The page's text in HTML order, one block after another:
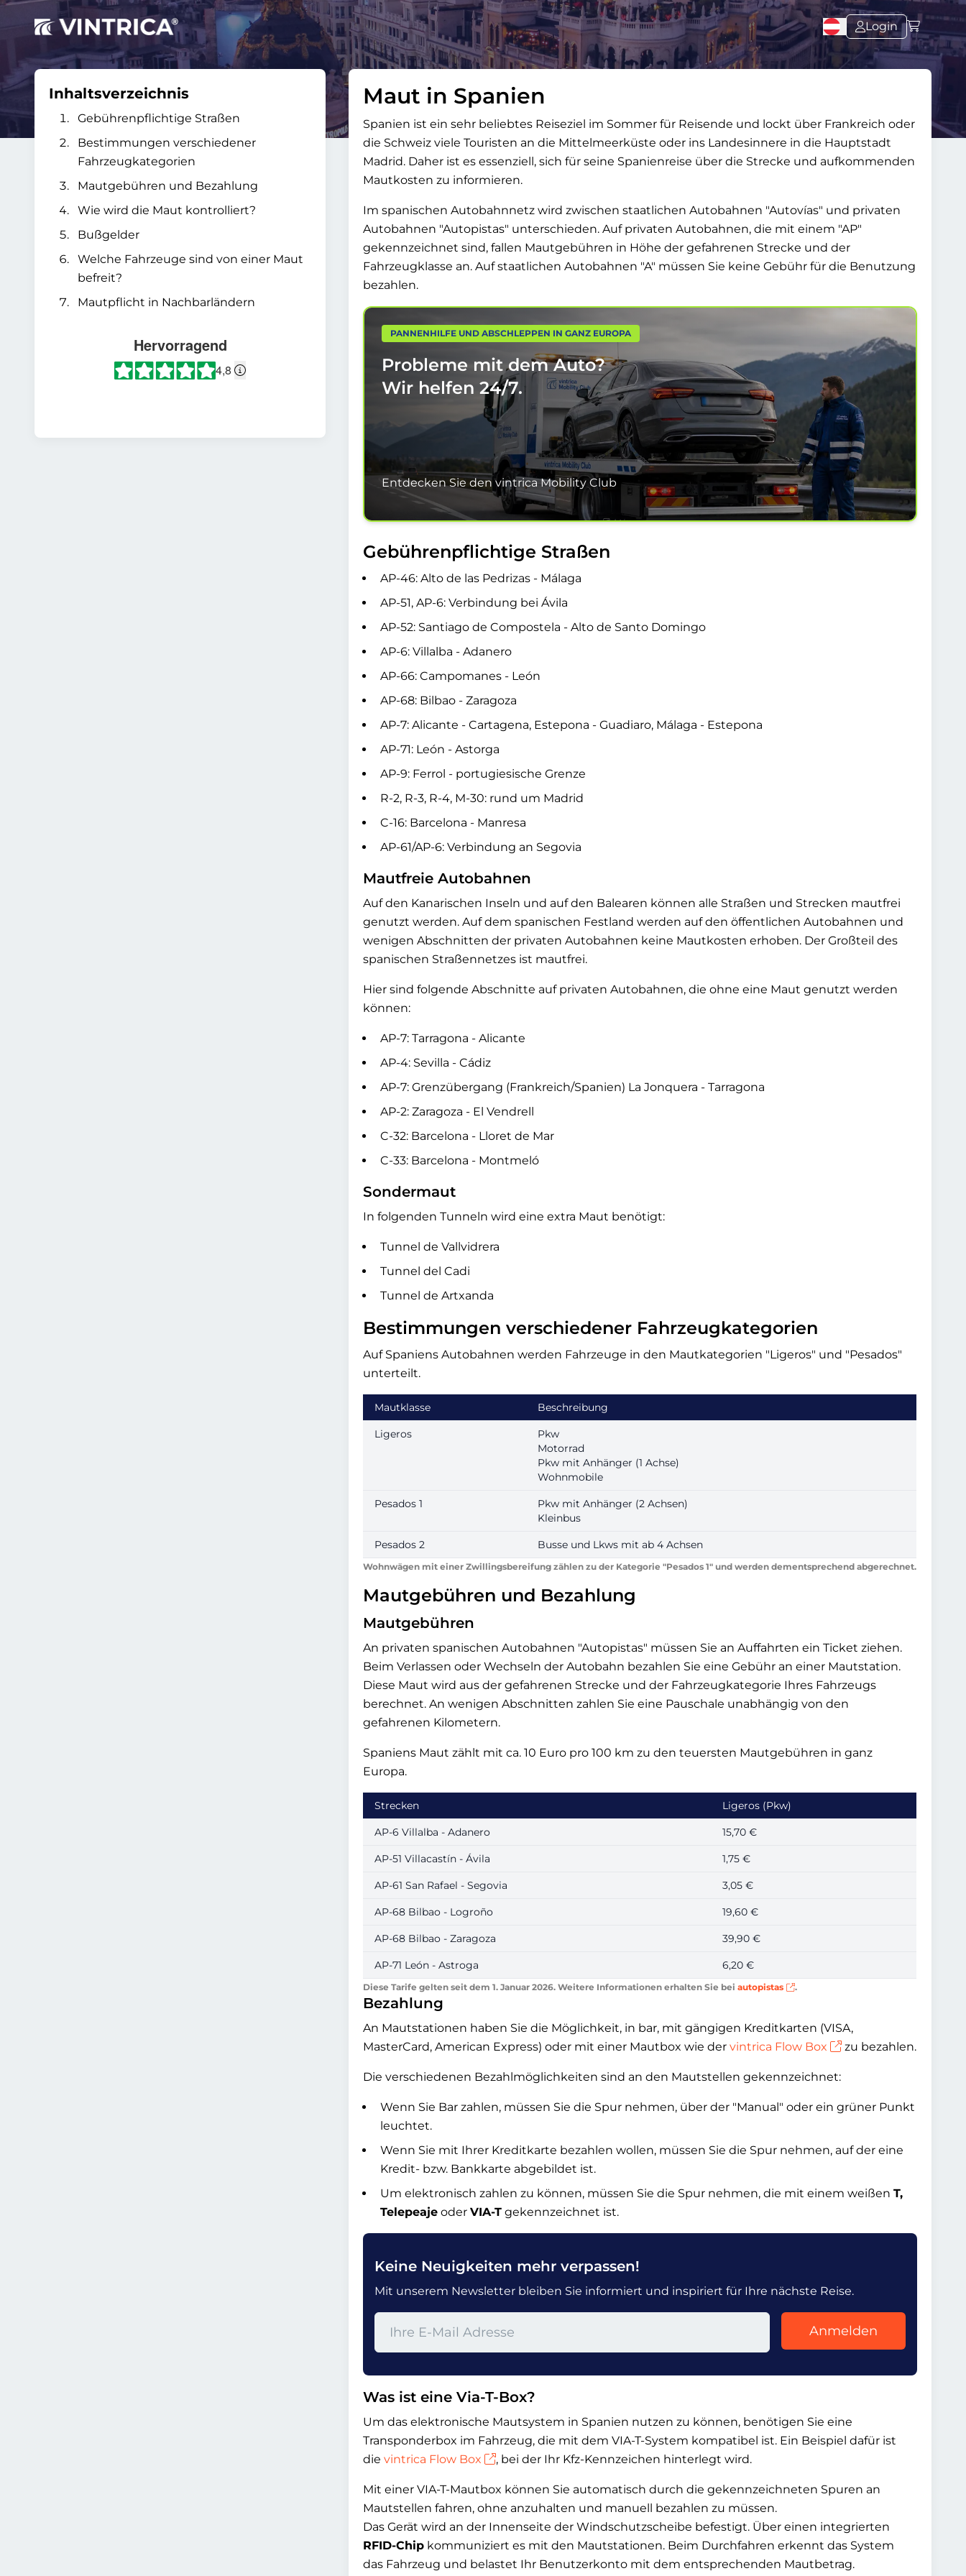
Login
Inhaltsverzeichnis
Gebührenpflichtige Straßen
Bestimmungen verschiedener
Fahrzeugkategorien
Mautgebühren und Bezahlung
Wie wird die Maut kontrolliert?
Bußgelder
Welche Fahrzeuge sind von einer Maut
befreit?
Mautpflicht in Nachbarländern
Hervorragend
4,8
Maut in Spanien
Spanien ist ein sehr beliebtes Reiseziel im Sommer für Reisende und lockt über Frankreich oder
die Schweiz viele Touristen an die Mittelmeerküste oder ins Landesinnere in die Hauptstadt
Madrid. Daher ist es essenziell, sich für seine Spanienreise über die Strecke und aufkommenden
Mautkosten zu informieren.
Im spanischen Autobahnnetz wird zwischen staatlichen Autobahnen Autovías und privaten
Autobahnen Autopistas unterschieden. Auf privaten Autobahnen, die mit einem AP
gekennzeichnet sind, fallen Mautgebühren in Höhe der gefahrenen Strecke und der
Fahrzeugklasse an. Auf staatlichen Autobahnen A müssen Sie keine Gebühr für die Benutzung
bezahlen.
PANNENHILFE UND ABSCHLEPPEN IN GANZ EUROPA
Probleme mit dem Auto?
Wir helfen24/7.
Entdecken Sie den vintrica Mobility Club
Gebührenpflichtige Straßen
AP-46: Alto de las Pedrizas - Málaga
AP-51, AP-6: Verbindung bei Ávila
AP-52: Santiago de Compostela - Alto de Santo Domingo
AP-6: Villalba - Adanero
AP-66: Campomanes - León
AP-68: Bilbao - Zaragoza
AP-7: Alicante - Cartagena, Estepona - Guadiaro, Málaga - Estepona
AP-71: León - Astorga
AP-9: Ferrol - portugiesische Grenze
R-2, R-3, R-4, M-30: rund um Madrid
C-16: Barcelona - Manresa
AP-61/AP-6: Verbindung an Segovia
Mautfreie Autobahnen
Auf den Kanarischen Inseln und auf den Balearen können alle Straßen und Strecken mautfrei
genutzt werden. Auf dem spanischen Festland werden auf den öffentlichen Autobahnen und
wenigen Abschnitten der privaten Autobahnen keine Mautkosten erhoben. Der Großteil des
spanischen Straßennetzes ist mautfrei.
Hier sind folgende Abschnitte auf privaten Autobahnen, die ohne eine Maut genutzt werden
können:
AP-7: Tarragona - Alicante
AP-4: Sevilla - Cádiz
AP-7: Grenzübergang (Frankreich/Spanien) La Jonquera - Tarragona
AP-2: Zaragoza - El Vendrell
C-32: Barcelona - Lloret de Mar
C-33: Barcelona - Montmeló
Sondermaut
In folgenden Tunneln wird eine extra Maut benötigt:
Tunnel de Vallvidrera
Tunnel del Cadi
Tunnel de Artxanda
Bestimmungen verschiedener Fahrzeugkategorien
Auf Spaniens Autobahnen werden Fahrzeuge in den Mautkategorien Ligeros und
Pesados
unterteilt.
Wohnwägen mit einer Zwillingsbereifung zählen zu der Kategorie Pesados 1 und werden dementsprechend abgerechnet.
Mautklasse Beschreibung
Ligeros
Pkw
Motorrad
Pkw mit Anhänger (1 Achse)
Wohnmobile
Pesados 1
Pkw mit Anhänger (2 Achsen)
Kleinbus
Pesados 2 Busse und Lkws mit ab 4 Achsen
Mautgebühren und Bezahlung
Mautgebühren
An privaten spanischen Autobahnen Autopistas müssen Sie an Auffahrten ein Ticket ziehen.
Beim Verlassen oder Wechseln der Autobahn bezahlen Sie eine Gebühr an einer Mautstation.
Diese Maut wird aus der gefahrenen Strecke und der Fahrzeugkategorie Ihres Fahrzeugs
berechnet. An wenigen Abschnitten zahlen Sie eine Pauschale unabhängig von den
gefahrenen Kilometern.
Spaniens Maut zählt mit ca. 10 Euro pro 100 km zu den teuersten Mautgebühren in ganz
Europa.
Diese Tarife gelten seit dem 1. Januar 2026. Weitere Informationen erhalten Sie beiautopistas .
Strecken Ligeros (Pkw)
AP-6 Villalba - Adanero 15,70 €
AP-51 Villacastín - Ávila 1,75 €
AP-61 San Rafael - Segovia 3,05 €
AP-68 Bilbao - Logroño 19,60 €
AP-68 Bilbao - Zaragoza 39,90 €
AP-71 León - Astroga 6,20 €
Bezahlung
An Mautstationen haben Sie die Möglichkeit, in bar, mit gängigen Kreditkarten (VISA,
MasterCard, American Express) oder mit einer Mautbox wie dervintrica Flow Box zu bezahlen.
Die verschiedenen Bezahlmöglichkeiten sind an den Mautstellen gekennzeichnet:
Wenn Sie Bar zahlen, müssen Sie die Spur nehmen, über der Manual oder ein grüner Punkt
leuchtet.
Wenn Sie mit Ihrer Kreditkarte bezahlen wollen, müssen Sie die Spur nehmen, auf der eine
Kredit- bzw. Bankkarte abgebildet ist.
Um elektronisch zahlen zu können, müssen Sie die Spur nehmen, die mit einem weißenT,
Telepeaje oderVIA-T gekennzeichnet ist.
Keine Neuigkeiten mehr verpassen!
Mit unserem Newsletter bleiben Sie informiert und inspiriert für Ihre nächste Reise.
Anmelden
Was ist eine Via-T-Box?
Um das elektronische Mautsystem in Spanien nutzen zu können, benötigen Sie eine
Transponderbox im Fahrzeug, die mit dem VIA-T-System kompatibel ist. Ein Beispiel dafür ist
dievintrica Flow Box , bei der Ihr Kfz-Kennzeichen hinterlegt wird.
Mit einer VIA-T-Mautbox können Sie automatisch durch die gekennzeichneten Spuren an
Mautstellen fahren, ohne anzuhalten und manuell bezahlen zu müssen.
Das Gerät wird an der Innenseite der Windschutzscheibe befestigt. Über einen integrierten
RFID-Chip kommuniziert es mit den Mautstationen. Beim Durchfahren erkennt das System
das Fahrzeug und belastet Ihr Benutzerkonto mit dem entsprechenden Mautbetrag.